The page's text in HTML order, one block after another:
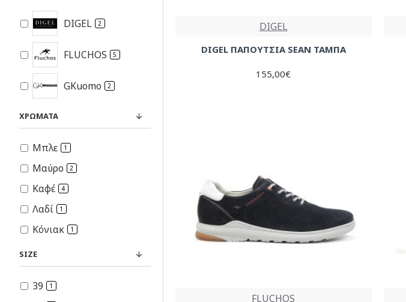
DIGEL 2
FLUCHOS 5
GKuomo 2
ΧΡΏΜΑΤΑ
Μπλε 1
Μαύρο 2
Καφέ 4
Λαδί 1
Κόνιακ 1
SIZE
39 1
DIGEL
DIGEL ΠΑΠΟΥΤΣΙΑ SEAN ΤΑΜΠΑ
155,00€
FLUCHOS